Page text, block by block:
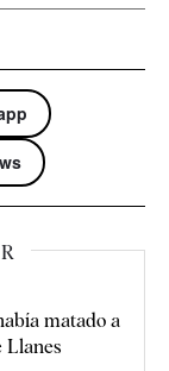
matado a
Llanes